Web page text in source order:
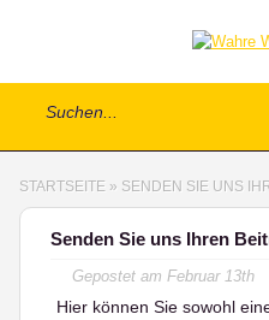
STARTSEITE » SENDEN SIE UNS
Senden Sie uns Ihren
Gepostet am Februar 13th
Hier können Sie sowohl